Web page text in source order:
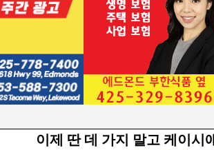
이제 딴 데 가지 말고 케이시